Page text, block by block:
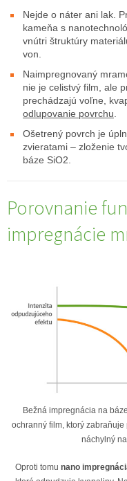
Nejde o náter ani lak.
kameňa s
vnútri štruktúry
von.
Naimpregnovaný
nie je celistvý film, ale
prechádzajú voľne,
odlupovanie povrchu
Ošetrený povrch je
zvieratami – zloženie
báze SiO2.
Porovnanie
impregnácie
Bežná impregnácia na
ochranný film, ktorý
náchylný na
Oproti tomu nano